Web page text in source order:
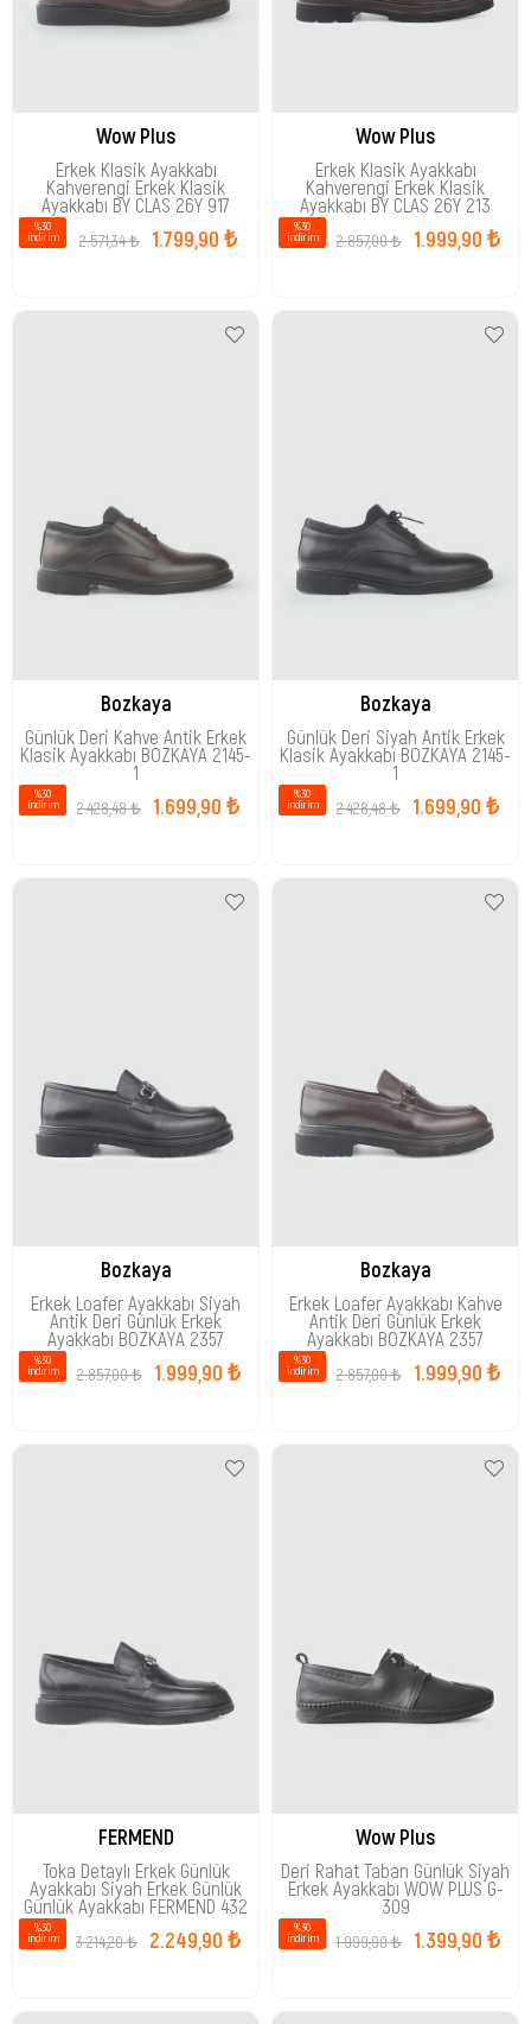
Wow Plus
Erkek Klasik Ayakkabı
Kahverengi Erkek Klasik
Ayakkabı BY CLAS 26Y 917
1.799,90 ₺
2.571,34 ₺
%30
i̇ndirim
Wow Plus
Erkek Klasik Ayakkabı
Kahverengi Erkek Klasik
Ayakkabı BY CLAS 26Y 213
1.999,90 ₺
2.857,00 ₺
%30
i̇ndirim
Bozkaya
Günlük Deri Kahve Antik Erkek
Klasik Ayakkabı BOZKAYA 2145-
1
1.699,90 ₺
2.428,48 ₺
%30
i̇ndirim
Bozkaya
Günlük Deri Siyah Antik Erkek
Klasik Ayakkabı BOZKAYA 2145-
1
1.699,90 ₺
2.428,48 ₺
%30
i̇ndirim
Bozkaya
Erkek Loafer Ayakkabı Siyah
Antik Deri Günlük Erkek
Ayakkabı BOZKAYA 2357
1.999,90 ₺
2.857,00 ₺
%30
i̇ndirim
Bozkaya
Erkek Loafer Ayakkabı Kahve
Antik Deri Günlük Erkek
Ayakkabı BOZKAYA 2357
1.999,90 ₺
2.857,00 ₺
%30
i̇ndirim
FERMEND
Toka Detaylı Erkek Günlük
Ayakkabı Siyah Erkek Günlük
Günlük Ayakkabı FERMEND 432
2.249,90 ₺
3.214,20 ₺
%30
i̇ndirim
Wow Plus
Deri Rahat Taban Günlük Siyah
Erkek Ayakkabı WOW PLUS G-
309
1.399,90 ₺
1.999,90 ₺
%30
i̇ndirim